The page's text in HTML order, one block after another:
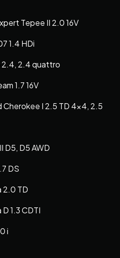
Tepee II 2.0 16V
1.4 HDi
2.4, 2.4 quattro
1.7 16V
Cherokee I 2.5 TD 4×4, 2.5
D5, D5 AWD
DS
2.0 TD
1.3 CDTI
i